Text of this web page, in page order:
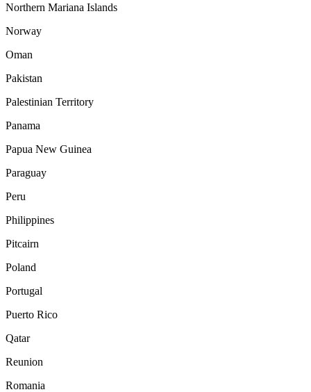
Northern Mariana Islands
Norway
Oman
Pakistan
Palestinian Territory
Panama
Papua New Guinea
Paraguay
Peru
Philippines
Pitcairn
Poland
Portugal
Puerto Rico
Qatar
Reunion
Romania